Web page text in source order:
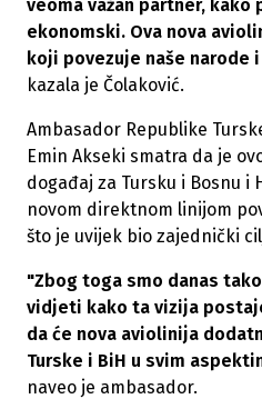
veoma važan partner,
ekonomski. Ova nova
koji povezuje naše
kazala je Čolaković.
Ambasador Republike
Emin Akseki smatra da je
događaj za Tursku i Bosnu i
novom direktnom linijom
što je uvijek bio zajednički
"Zbog toga smo danas
vidjeti kako ta vizija
da će nova aviolinija
Turske i BiH u svim
naveo je ambasador.